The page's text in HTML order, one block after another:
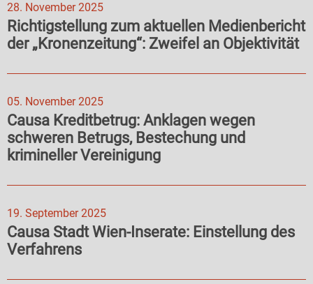
28. November 2025
Richtigstellung zum aktuellen Medienbericht
der „Kronenzeitung“: Zweifel an Objektivität
05. November 2025
Causa Kreditbetrug: Anklagen wegen
schweren Betrugs, Bestechung und
krimineller Vereinigung
19. September 2025
Causa Stadt Wien-Inserate: Einstellung des
Verfahrens